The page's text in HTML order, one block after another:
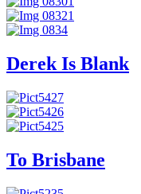
Derek Is Blank
To Brisbane